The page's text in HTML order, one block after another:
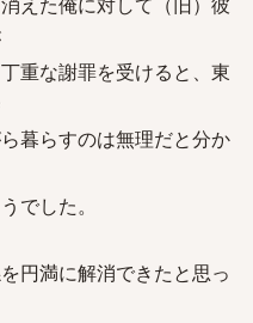
重な謝罪を受けると、東
暮らすのは無理だと分か
でした。
円満に解消できたと思っ